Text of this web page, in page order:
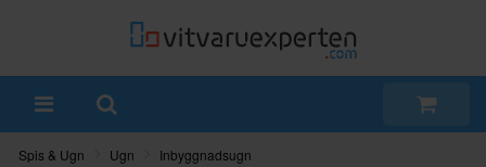
Spis & Ugn Ugn Inbyggnadsugn